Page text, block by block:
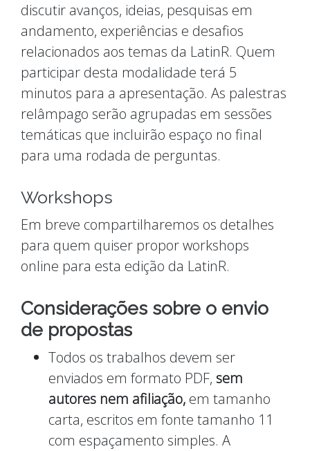
discutir avanços, ideias, pesquisas em
andamento, experiências e desafios
relacionados aos temas da LatinR. Quem
participar desta modalidade terá 5
minutos para a apresentação. As palestras
relâmpago serão agrupadas em sessões
temáticas que incluirão espaço no final
para uma rodada de perguntas.
Workshops
Em breve compartilharemos os detalhes
para quem quiser propor workshops
online para esta edição da LatinR.
Considerações sobre o envio
de propostas
Todos os trabalhos devem ser
enviados em formato PDF, sem
autores nem afiliação, em tamanho
carta, escritos em fonte tamanho 11
com espaçamento simples. A